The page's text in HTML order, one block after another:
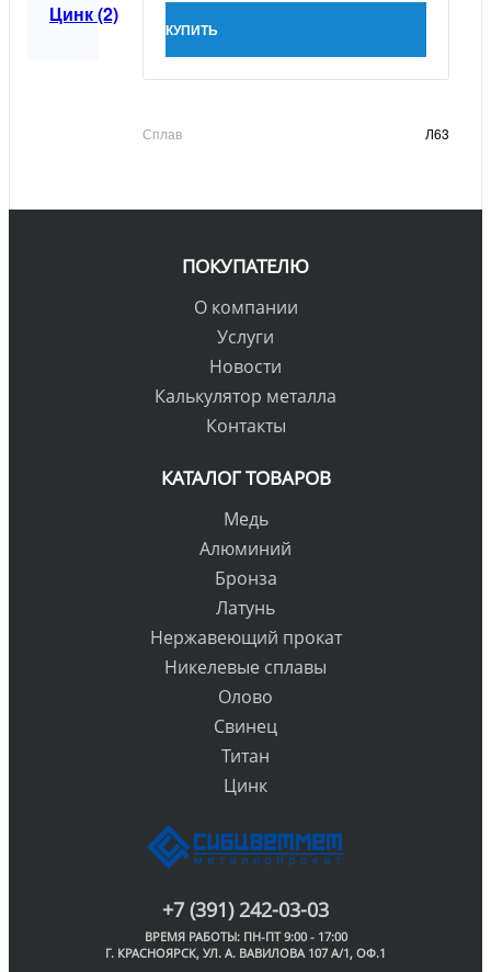
Цинк (2)
КУПИТЬ
Сплав Л63
ПОКУПАТЕЛЮ
О компании
Услуги
Новости
Калькулятор металла
Контакты
КАТАЛОГ ТОВАРОВ
Медь
Алюминий
Бронза
Латунь
Нержавеющий прокат
Никелевые сплавы
Олово
Свинец
Титан
Цинк
+7 (391) 242-03-03
ВРЕМЯ РАБОТЫ: ПН-ПТ 9:00 - 17:00
Г. КРАСНОЯРСК, УЛ. А. ВАВИЛОВА 107 А/1, ОФ.1